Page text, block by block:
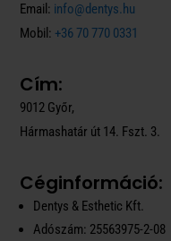
Email: info@dentys.hu
Mobil: +36 70 770 0331
Cím:
9012 Győr,
Hármashatár út 14. Fszt. 3.
Céginformáció:
Dentys & Esthetic Kft.
Adószám: 25563975-2-08